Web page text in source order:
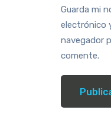
Guarda mi
electrónico
navegador
comente.